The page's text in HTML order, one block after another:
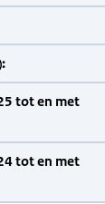
tot en met
tot en met